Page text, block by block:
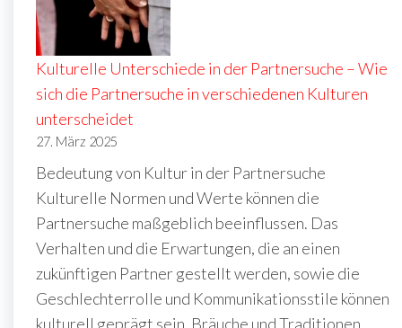
Kulturelle Unterschiede in der Partnersuche – Wie
sich die Partnersuche in verschiedenen Kulturen
unterscheidet
27. März 2025
Bedeutung von Kultur in der Partnersuche
Kulturelle Normen und Werte können die
Partnersuche maßgeblich beeinflussen. Das
Verhalten und die Erwartungen, die an einen
zukünftigen Partner gestellt werden, sowie die
Geschlechterrolle und Kommunikationsstile können
kulturell geprägt sein. Bräuche und Traditionen